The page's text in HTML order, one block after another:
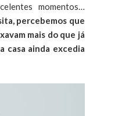
momentos…
percebemos que
mais do que já
casa ainda excedia